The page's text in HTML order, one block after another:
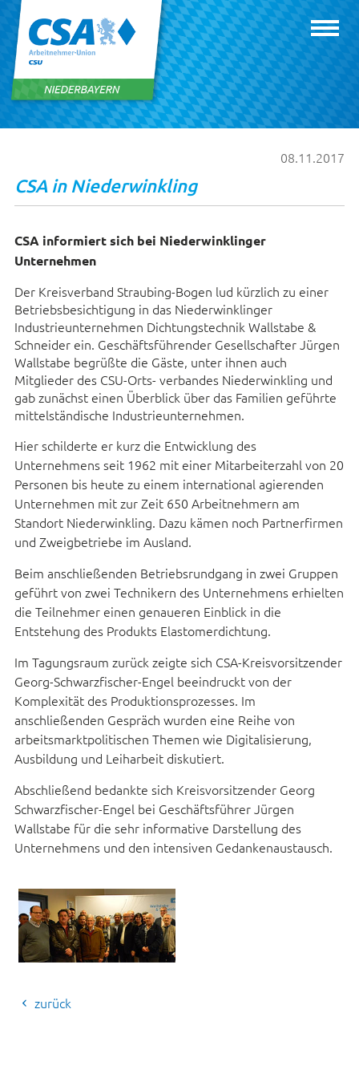
08.11.2017
CSA in Niederwinkling
CSA informiert sich bei Niederwinklinger
Unternehmen
Der Kreisverband Straubing-Bogen lud kürzlich zu einer
Betriebsbesichtigung in das Niederwinklinger
Industrieunternehmen Dichtungstechnik Wallstabe &
Schneider ein. Geschäftsführender Gesellschafter Jürgen
Wallstabe begrüßte die Gäste, unter ihnen auch
Mitglieder des CSU-Orts- verbandes Niederwinkling und
gab zunächst einen Überblick über das Familien geführte
mittelständische Industrieunternehmen.
Hier schilderte er kurz die Entwicklung des
Unternehmens seit 1962 mit einer Mitarbeiterzahl von 20
Personen bis heute zu einem international agierenden
Unternehmen mit zur Zeit 650 Arbeitnehmern am
Standort Niederwinkling. Dazu kämen noch Partnerfirmen
und Zweigbetriebe im Ausland.
Beim anschließenden Betriebsrundgang in zwei Gruppen
geführt von zwei Technikern des Unternehmens erhielten
die Teilnehmer einen genaueren Einblick in die
Entstehung des Produkts Elastomerdichtung.
Im Tagungsraum zurück zeigte sich CSA-Kreisvorsitzender
Georg-Schwarzfischer-Engel beeindruckt von der
Komplexität des Produktionsprozesses. Im
anschließenden Gespräch wurden eine Reihe von
arbeitsmarktpolitischen Themen wie Digitalisierung,
Ausbildung und Leiharbeit diskutiert.
Abschließend bedankte sich Kreisvorsitzender Georg
Schwarzfischer-Engel bei Geschäftsführer Jürgen
Wallstabe für die sehr informative Darstellung des
Unternehmens und den intensiven Gedankenaustausch.
zurück